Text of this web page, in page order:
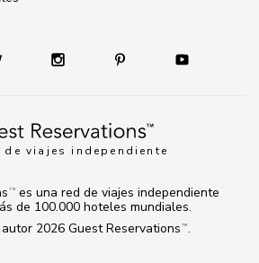
de viajes independiente
2026 Guest Reservations TM .
TM
es una red de viajes independiente
de 100.000 hoteles mundiales.